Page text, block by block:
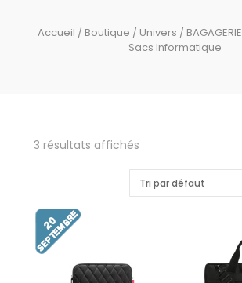
Accueil / Boutique / Univers / BAGAGERIE
Sacs Informatique
3 résultats affichés